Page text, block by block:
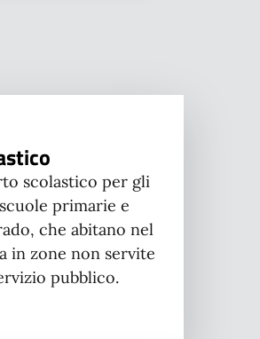
scolastico per gli
primarie e
che abitano nel
in zone non servite
pubblico.